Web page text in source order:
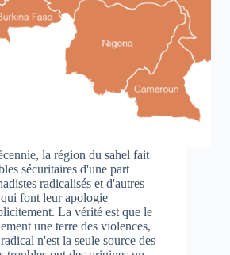
la région du sahel fait
sécuritaires d'une part
radicalisés et d'autres
font leur apologie
La vérité est que le
une terre des violences,
n'est la seule source des